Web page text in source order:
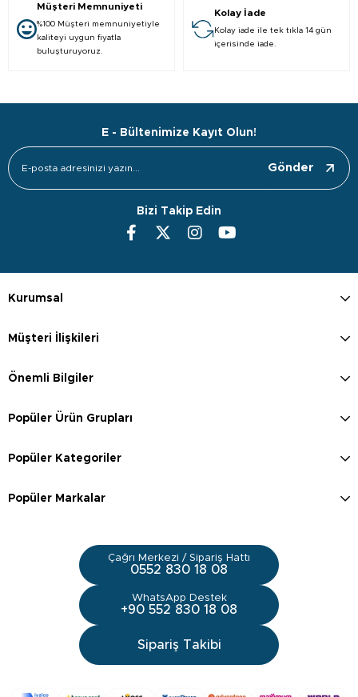
Müşteri Memnuniyeti
%100 Müşteri memnuniyetiyle
kaliteyi uygun fiyatla
buluşturuyoruz.
Kolay İade
Kolay iade ile tek tıkla 14 gün
içerisinde iade.
E - Bültenimize Kayıt Olun!
Gönder
Bizi Takip Edin
Kurumsal
Müşteri İlişkileri
Önemli Bilgiler
Popüler Ürün Grupları
Popüler Kategoriler
Popüler Markalar
Çağrı Merkezi / Sipariş Hattı
0552 830 18 08
WhatsApp Destek
+90 552 830 18 08
Sipariş Takibi